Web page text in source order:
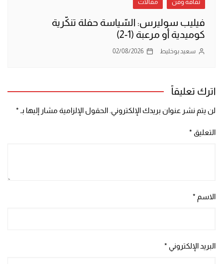
ثقافة وفن مقالات
فيليب سوليرس: السّياسة حفلة تنكّرية
كوميدية أو مرعبة (1-2)
سعيد بوخليط 02/08/2026
اترك تعليقاً
لن يتم نشر عنوان بريدك الإلكتروني. الحقول الإلزامية مشار إليها بـ *
التعليق *
الاسم *
البريد الإلكتروني *